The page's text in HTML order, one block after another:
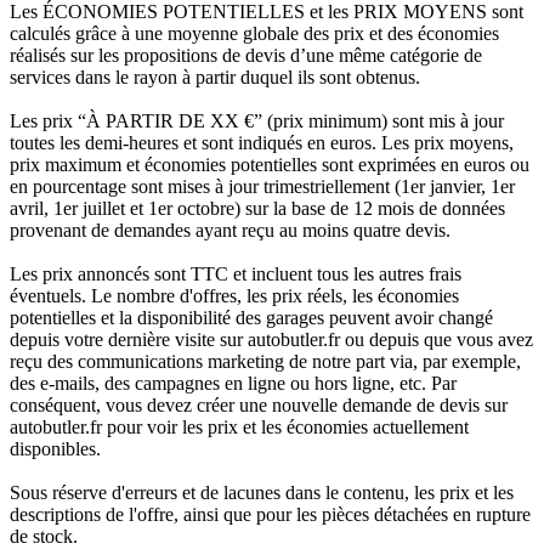
Les ÉCONOMIES POTENTIELLES et les PRIX MOYENS sont
calculés grâce à une moyenne globale des prix et des économies
réalisés sur les propositions de devis d’une même catégorie de
services dans le rayon à partir duquel ils sont obtenus.
Les prix “À PARTIR DE XX €” (prix minimum) sont mis à jour
toutes les demi-heures et sont indiqués en euros. Les prix moyens,
prix maximum et économies potentielles sont exprimées en euros ou
en pourcentage sont mises à jour trimestriellement (1er janvier, 1er
avril, 1er juillet et 1er octobre) sur la base de 12 mois de données
provenant de demandes ayant reçu au moins quatre devis.
Les prix annoncés sont TTC et incluent tous les autres frais
éventuels. Le nombre d'offres, les prix réels, les économies
potentielles et la disponibilité des garages peuvent avoir changé
depuis votre dernière visite sur autobutler.fr ou depuis que vous avez
reçu des communications marketing de notre part via, par exemple,
des e-mails, des campagnes en ligne ou hors ligne, etc. Par
conséquent, vous devez créer une nouvelle demande de devis sur
autobutler.fr pour voir les prix et les économies actuellement
disponibles.
Sous réserve d'erreurs et de lacunes dans le contenu, les prix et les
descriptions de l'offre, ainsi que pour les pièces détachées en rupture
de stock.